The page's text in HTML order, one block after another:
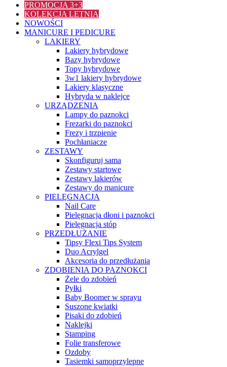
PROMOCJA 3+3
KOLEKCJA LETNIA
NOWOŚCI
MANICURE I PEDICURE
LAKIERY
Lakiery hybrydowe
Bazy hybrydowe
Topy hybrydowe
3w1 lakiery hybrydowe
Lakiery klasyczne
Hybryda w naklejce
URZĄDZENIA
Lampy do paznokci
Frezarki do paznokci
Frezy i trzpienie
Pochłaniacze
ZESTAWY
Skonfiguruj sama
Zestawy startowe
Zestawy lakierów
Zestawy do manicure
PIELĘGNACJA
Nail Care
Pielęgnacja dłoni i paznokci
Pielęgnacja stóp
PRZEDŁUŻANIE
Tipsy Flexi Tips System
Duo Acrylgel
Akcesoria do przedłużania
ZDOBIENIA DO PAZNOKCI
Żele do zdobień
Pyłki
Baby Boomer w sprayu
Suszone kwiatki
Pisaki do zdobień
Naklejki
Stamping
Folie transferowe
Ozdoby
Tasiemki samoprzylepne